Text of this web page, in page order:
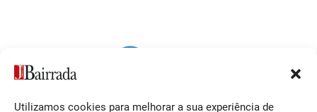
Utilizamos cookies para melhorar a sua experiência de